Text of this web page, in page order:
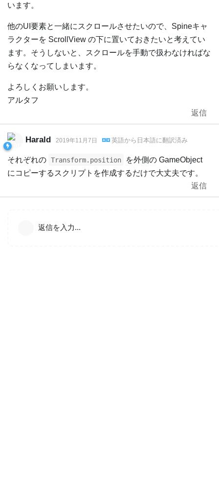
います。
他のUI要素と一緒にスクロールさせたいので、Spineキャ
ラクターを ScrollView の下に置いておきたいと考えてい
ます。そうしないと、スクロールを手動で扱わなければな
らなくなってしまいます。
よろしくお願いします。
アルタフ
返信
Harald 2019年11月7日 英語から 日本語に翻訳済み
それぞれの Transform.position
を外側の GameObject
にコピーするスクリプトを作成するだけで大丈夫です。
返信
返信を入力...